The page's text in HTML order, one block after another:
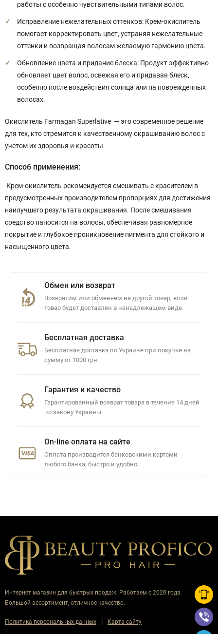
работы с особенно чувствительными типами волос.
Исправление нежелательных оттенков: Крем-окислитель
помогает корректировать цвет, устраняя нежелательные
оттенки и возвращая волосам желаемую гармонию цвета.
Обновление цвета и придание блеска: Продукт эффективно
обновляет цвет волос, освежая его и придавая блеск,
особенно после воздействия солнца или на поврежденных
волосах.
Окислитель Farmagan Superlative — это современное решение
для тех, кто стремится к качественному окрашиванию волос с
учетом их здоровья и красоты.
Способ применения:
Крем-окислитель рекомендуется смешивать с красителем в
предусмотренных производителем пропорциях для достижения
наилучшего результата окрашивания. После смешивания
средство наносится на волосы, обеспечивая равномерное
покрытие и глубокое проникновение пигмента для стойкого и
насыщенного цвета.
Обмен или возврат
Возвратим или обменяем на другой товар, если
товар будет доставлен в ненадлежащем виде.
Бесплатная доставка
Бесплатная доставка по Украине при покупке на
сумму от 1000 грн.
Гарантия и качество
Гарантированный возврат товара в течение 14 дней
по закону Украины
On-line оплата на сайте
Оплата производится банковскими картами
любого банка, быстро и удобно.
Интернет магазин для быстрых продаж. Работаем с 2020 года.
Большой ассортимент, отличное качество.
Политика персональных данных | Карта сайту